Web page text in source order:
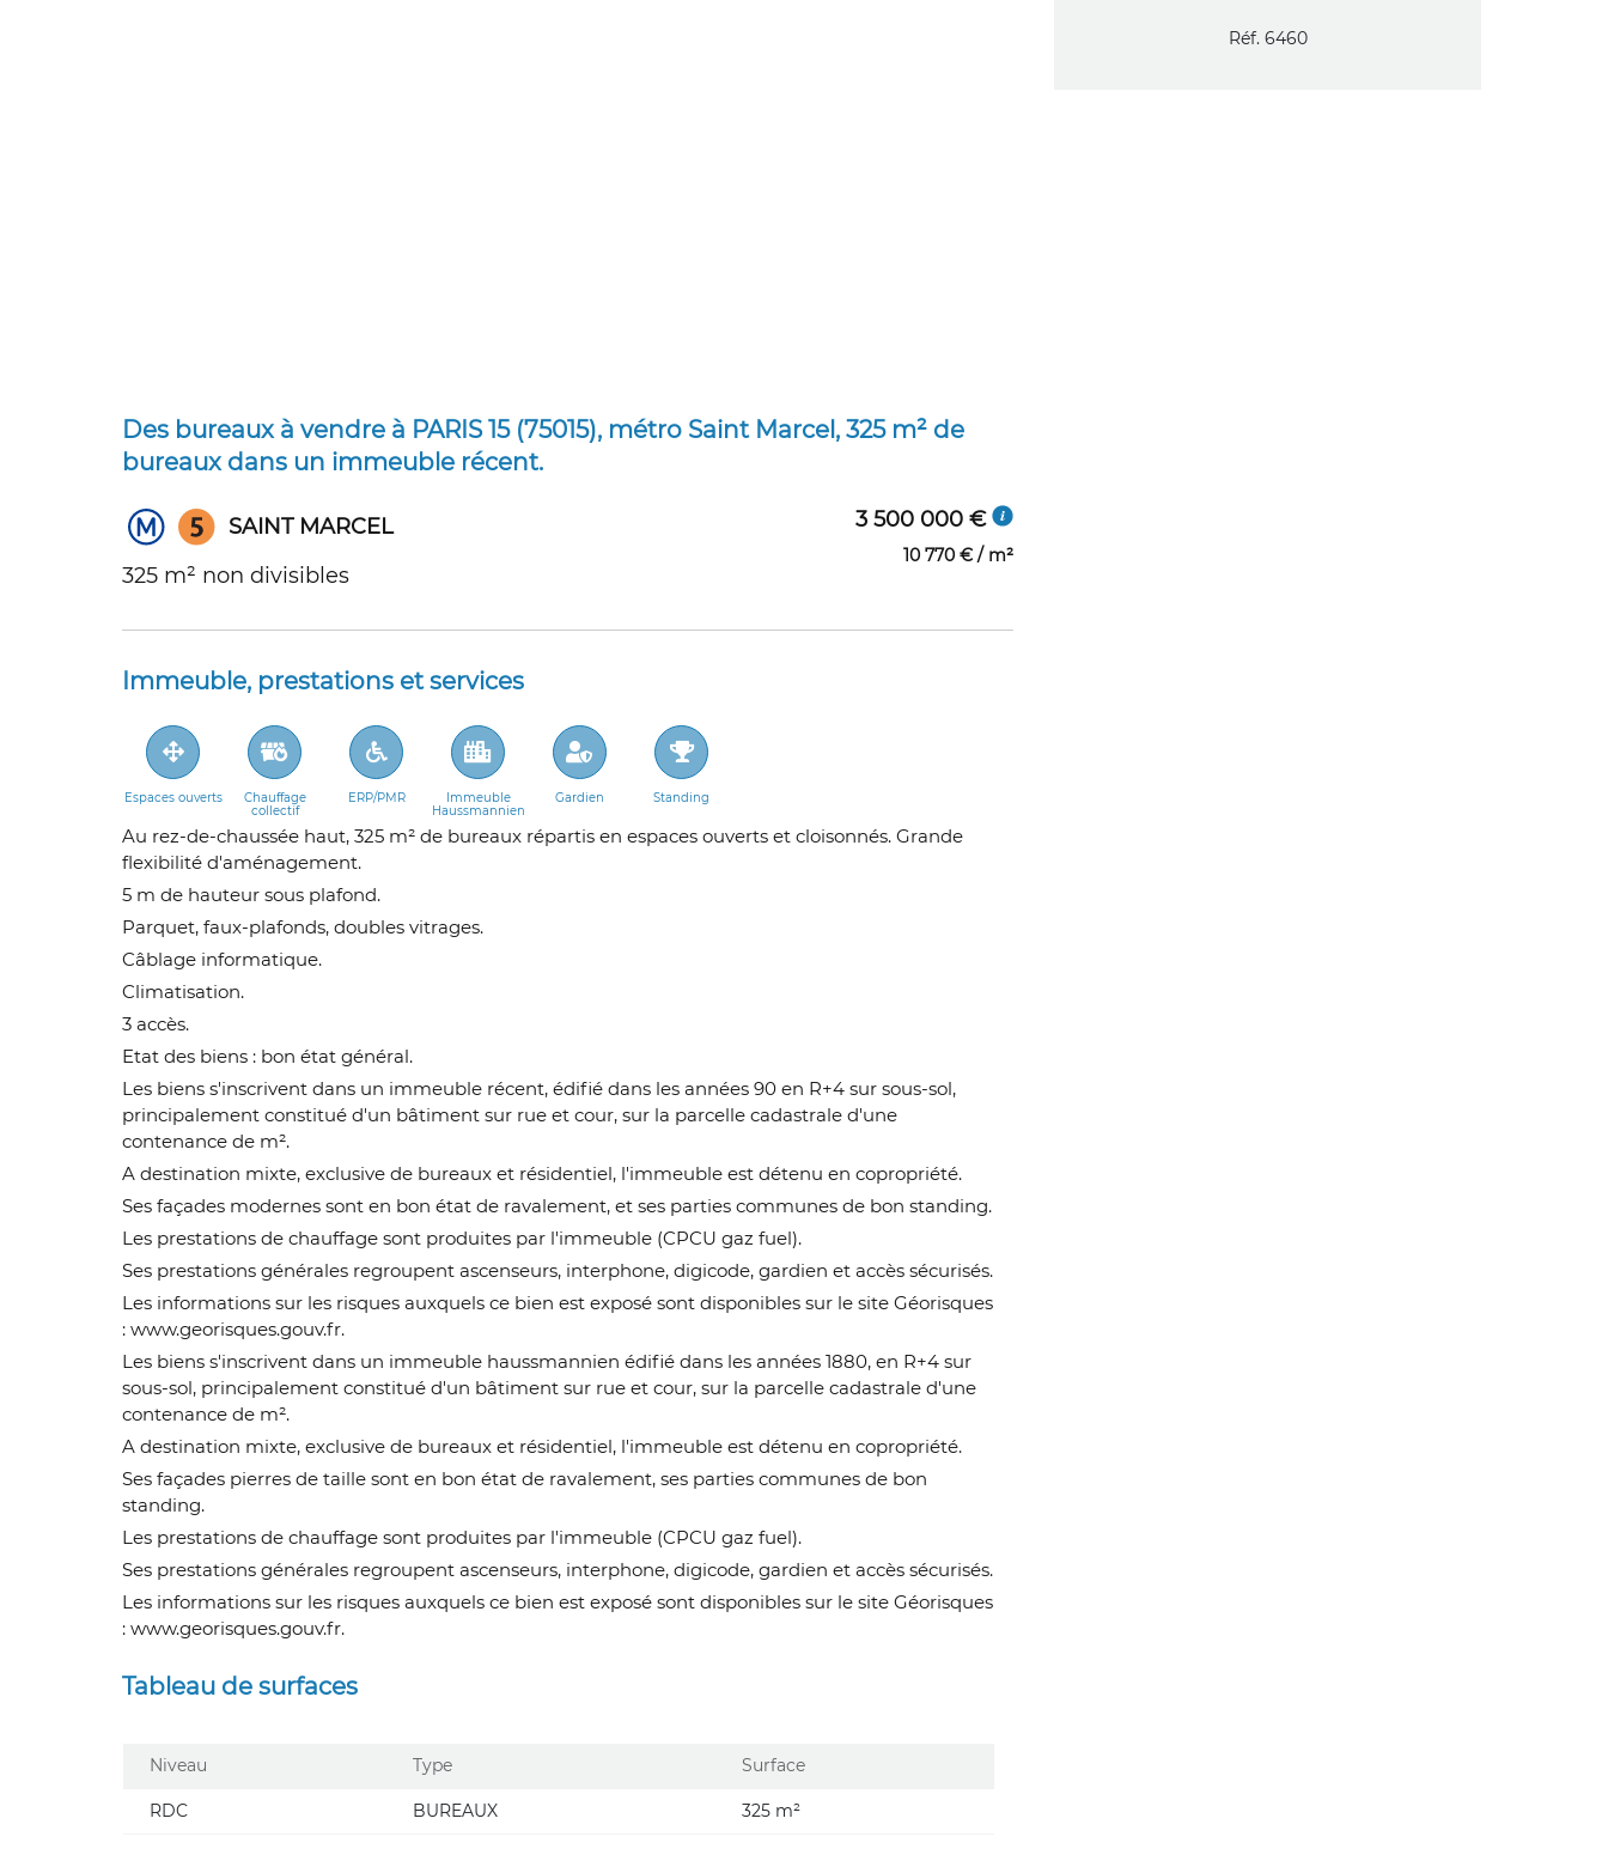
Des bureaux à vendre à PARIS 15 (75015), métro Saint Marcel, 325 m² de
bureaux dans un immeuble récent.
SAINT MARCEL
325 m² non divisibles
3 500 000 €
10 770 € / m²
Immeuble, prestations et services
Espaces ouverts
Chauffage
collectif
ERP/PMR
Immeuble
Haussmannien
Gardien Standing
Au rez-de-chaussée haut, 325 m² de bureaux répartis en espaces ouverts et cloisonnés. Grande
flexibilité d'aménagement.
5 m de hauteur sous plafond.
Parquet, faux-plafonds, doubles vitrages.
Câblage informatique.
Climatisation.
3 accès.
Etat des biens : bon état général.
Les biens s'inscrivent dans un immeuble récent, édifié dans les années 90 en R+4 sur sous-sol,
principalement constitué d'un bâtiment sur rue et cour, sur la parcelle cadastrale d'une
contenance de m².
A destination mixte, exclusive de bureaux et résidentiel, l'immeuble est détenu en copropriété.
Ses façades modernes sont en bon état de ravalement, et ses parties communes de bon standing.
Les prestations de chauffage sont produites par l'immeuble (CPCU gaz fuel).
Ses prestations générales regroupent ascenseurs, interphone, digicode, gardien et accès sécurisés.
Les informations sur les risques auxquels ce bien est exposé sont disponibles sur le site Géorisques
: www.georisques.gouv.fr.
Les biens s'inscrivent dans un immeuble haussmannien édifié dans les années 1880, en R+4 sur
sous-sol, principalement constitué d'un bâtiment sur rue et cour, sur la parcelle cadastrale d'une
contenance de m².
A destination mixte, exclusive de bureaux et résidentiel, l'immeuble est détenu en copropriété.
Ses façades pierres de taille sont en bon état de ravalement, ses parties communes de bon
standing.
Les prestations de chauffage sont produites par l'immeuble (CPCU gaz fuel).
Ses prestations générales regroupent ascenseurs, interphone, digicode, gardien et accès sécurisés.
Les informations sur les risques auxquels ce bien est exposé sont disponibles sur le site Géorisques
: www.georisques.gouv.fr.
Tableau de surfaces
Niveau Type Surface
RDC BUREAUX 325 m²
Réf. 6460